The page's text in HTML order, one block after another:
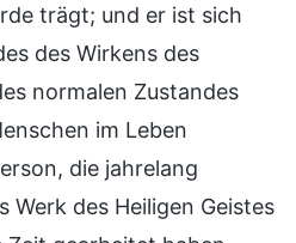
trägt; und er ist sich
des Wirkens des
normalen Zustandes
im Leben
die jahrelang
Werk des Heiligen Geistes